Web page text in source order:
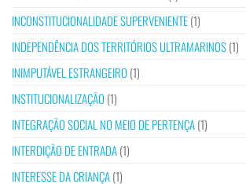
INCONSTITUCIONALIDADE SUPERVENIENTE(1)
INDEPENDÊNCIA DOS TERRITÓRIOS ULTRAMARINOS(1)
INIMPUTÁVEL ESTRANGEIRO (1)
INSTITUCIONALIZAÇÃO (1)
INTEGRAÇÃO SOCIAL NO MEIO DE PERTENÇA(1)
INTERDIÇÃO DE ENTRADA(1)
INTERESSE DA CRIANÇA(1)